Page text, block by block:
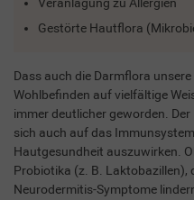
Veranlagung zu Allergien
Gestörte Hautflora
Dass auch die Darmflora
Wohlbefinden auf vielfältige
immer deutlicher geworden.
sich auch auf das
Hautgesundheit auszuwirken.
Probiotika (z. B. Laktobazillen),
Neurodermitis-Symptome